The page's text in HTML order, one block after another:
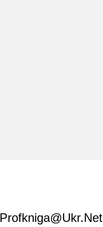
Profkniga@ukr.net